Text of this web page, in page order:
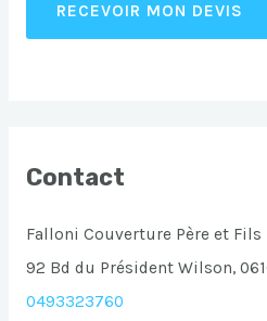
RECEVOIR MON DEVIS
Contact
Falloni Couverture Père et
92 Bd du Président Wilson,
0493323760